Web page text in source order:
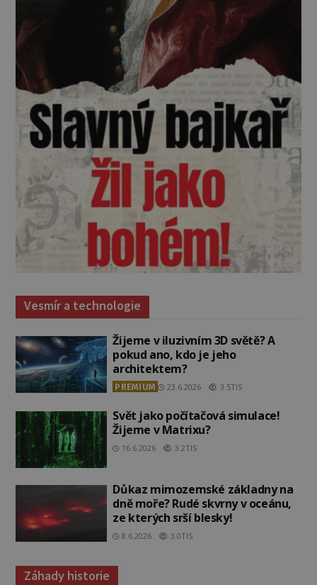
Vesmír a technologie
Žijeme v iluzivním 3D světě? A
pokud ano, kdo je jeho
architektem?
PREMIUM 23.6.2026 3.5TIS
Svět jako počítačová simulace!
Žijeme v Matrixu?
16.6.2026 3.2TIS
Důkaz mimozemské základny na
dně moře? Rudé skvrny v oceánu,
ze kterých srší blesky!
8.6.2026 3.0TIS
Záhady historie